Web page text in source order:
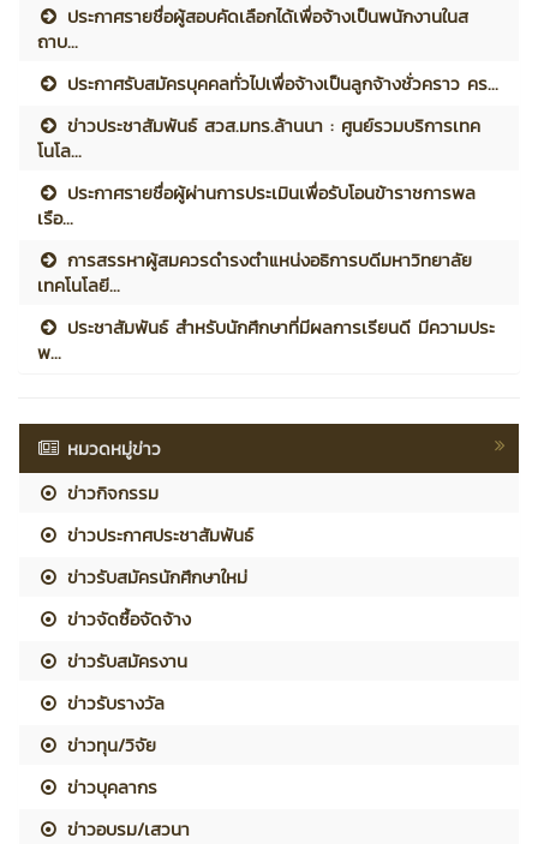
ประกาศรายชื่อผู้สอบคัดเลือกได้เพื่อจ้างเป็นพนักงานในส
ถาบ...
ประกาศรับสมัครบุคคลทั่วไปเพื่อจ้างเป็นลูกจ้างชั่วคราว คร...
ข่าวประชาสัมพันธ์ สวส.มทร.ล้านนา : ศูนย์รวมบริการเทค
โนโล...
ประกาศรายชื่อผู้ผ่านการประเมินเพื่อรับโอนข้าราชการพล
เรือ...
การสรรหาผู้สมควรดำรงตำแหน่งอธิการบดีมหาวิทยาลัย
เทคโนโลยี...
ประชาสัมพันธ์ สำหรับนักศึกษาที่มีผลการเรียนดี มีความประ
พ...
หมวดหมู่ข่าว
ข่าวกิจกรรม
ข่าวประกาศประชาสัมพันธ์
ข่าวรับสมัครนักศึกษาใหม่
ข่าวจัดซื้อจัดจ้าง
ข่าวรับสมัครงาน
ข่าวรับรางวัล
ข่าวทุน/วิจัย
ข่าวบุคลากร
ข่าวอบรม/เสวนา